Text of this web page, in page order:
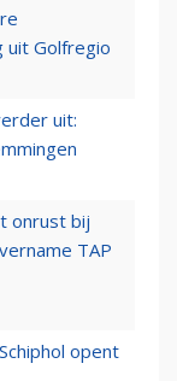
uit Golfregio
uit:
onrust bij
TAP
opent